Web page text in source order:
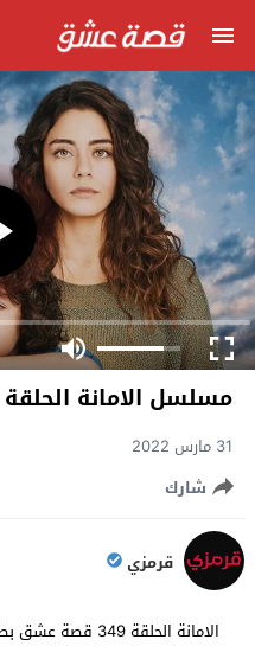
مسلسل الامانة الحلقة 349
31 مارس 2022
شارك
قرمزي
الامانة الحلقة